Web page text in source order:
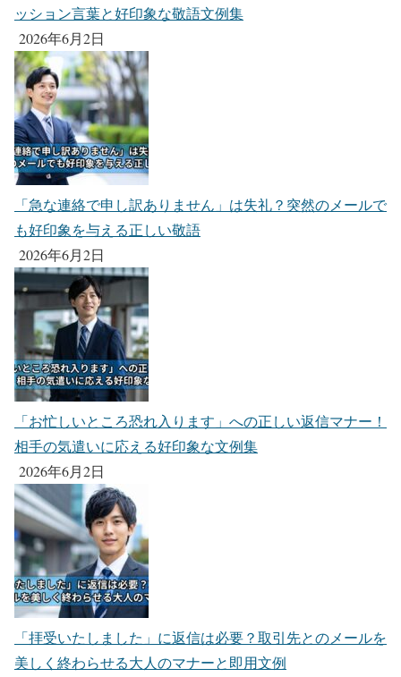
ッション言葉と好印象な敬語文例集
2026年6月2日
「急な連絡で申し訳ありません」は失礼？突然のメールで
も好印象を与える正しい敬語
2026年6月2日
「お忙しいところ恐れ入ります」への正しい返信マナー！
相手の気遣いに応える好印象な文例集
2026年6月2日
「拝受いたしました」に返信は必要？取引先とのメールを
美しく終わらせる大人のマナーと即用文例